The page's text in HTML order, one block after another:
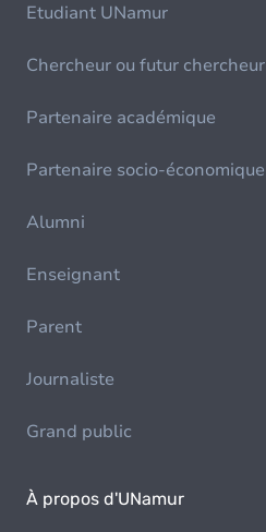
Etudiant UNamur
Chercheur ou futur chercheur
Partenaire académique
Partenaire socio-économique
Alumni
Enseignant
Parent
Journaliste
Grand public
À propos d'UNamur